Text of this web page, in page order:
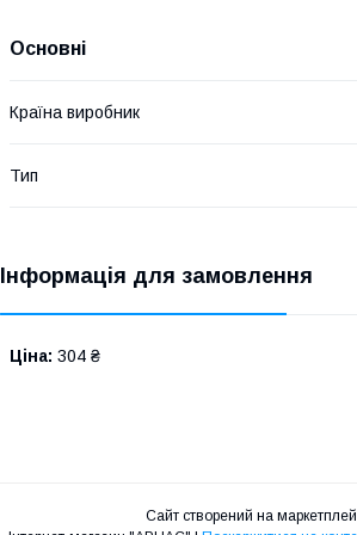
Основні
Країна виробник
Тип
Інформація для замовлення
Ціна: 304 ₴
Сайт створений на